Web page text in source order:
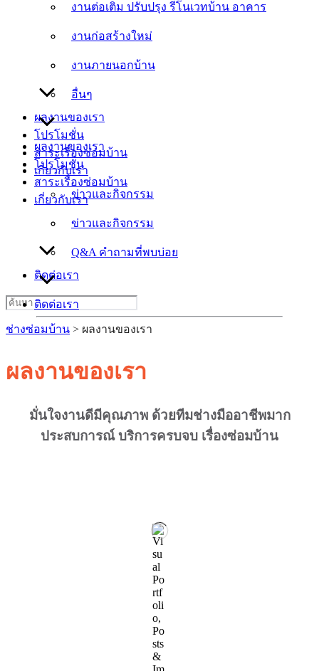
งานต่อเติม ปรับปรุง รีโนเวทบ้าน อาคาร
งานก่อสร้างใหม่
งานภายนอกบ้าน
อื่นๆ
ผลงานของเรา
โปรโมชั่น
สาระเรื่องซ่อมบ้าน
เกี่ยวกับเรา
ข่าวและกิจกรรม
Q&A คำถามที่พบบ่อย
ติดต่อเรา
งานก่อสร้างใหม่
งานภายนอกบ้าน
อื่นๆ
ผลงานของเรา
โปรโมชั่น
สาระเรื่องซ่อมบ้าน
เกี่ยวกับเรา
ข่าวและกิจกรรม
Q&A คำถามที่พบบ่อย
ติดต่อเรา
Search
for:
ช่างซ่อมบ้าน > ผลงานของเรา
ผลงานของเรา
มั่นใจงานดีมีคุณภาพ ด้วยทีมช่างมืออาชีพมาก
ประสบการณ์ บริการครบจบ เรื่องซ่อมบ้าน